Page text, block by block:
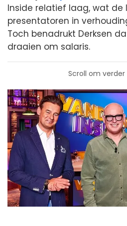
Inside relatief laag, wat de
presentatoren in
Toch benadrukt Derksen
draaien om salaris.
Scroll om